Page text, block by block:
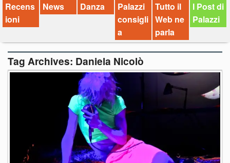
Video
Chi siamo
Contatti
Recens
ioni
News Danza
Palazzi
consigli
a
Tutto il
Web ne
parla
I Post di
Palazzi
Tag Archives: Daniela Nicolò